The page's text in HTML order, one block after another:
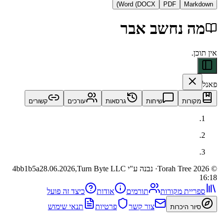
PDF
Word (DOCX)
נחשב אבר
שיחות גרסאות עורכים קשורים
· נבנה ע"י Turn Byte LLC 4bb1b5a28.06.2026,
מקורות תורמים אודות כיצד זה פועל
היכרות צור קשר פרטיות תנאי שימוש